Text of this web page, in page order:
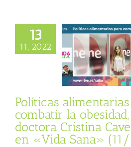
13
11, 2022
para
obesidad, con
Cristina Cavero
SanaPolíticas
combatir la
doctora Cristina
en «Vida Sana»